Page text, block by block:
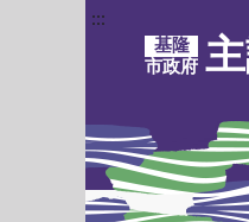
:::
基隆
市政府